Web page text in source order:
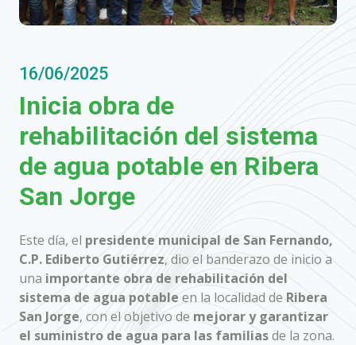
16/06/2025
Inicia obra de
rehabilitación del sistema
de agua potable en Ribera
San Jorge
Este día, el presidente municipal de San Fernando,
C.P. Ediberto Gutiérrez, dio el banderazo de inicio a
una importante obra de rehabilitación del
sistema de agua potable en la localidad de Ribera
San Jorge, con el objetivo de mejorar y garantizar
el suministro de agua para las familiasde la zona.